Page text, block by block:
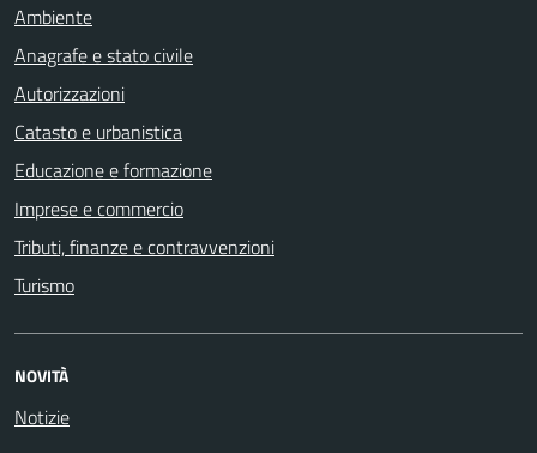
Ambiente
Anagrafe e stato civile
Autorizzazioni
Catasto e urbanistica
Educazione e formazione
Imprese e commercio
Tributi, finanze e contravvenzioni
Turismo
NOVITÀ
Notizie